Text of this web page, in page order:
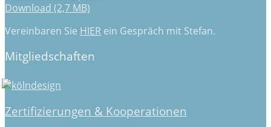
Download (2,7 MB)
Vereinbaren Sie HIER ein Gespräch mit Stefan.
Mitgliedschaften
Zertifizierungen & Kooperationen